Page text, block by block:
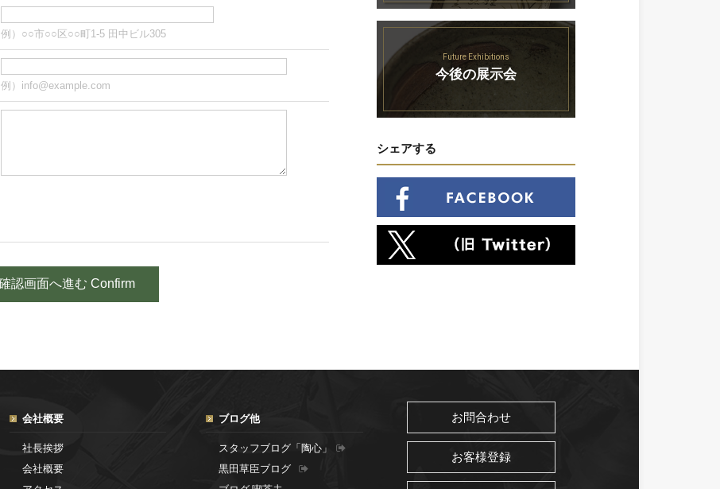
例）○○市○○区○○町1-5 田中ビル305
例）info@example.com
Future Exhibitions
今後の展示会
シェアする
会社概要
社長挨拶
会社概要
ブログ他
スタッフブログ「陶心」
黒田草臣ブログ
お問合わせ
お客様登録